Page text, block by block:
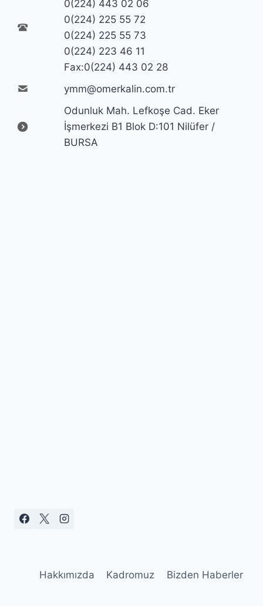
0(224) 443 02 06
0(224) 225 55 72
0(224) 225 55 73
0(224) 223 46 11
Fax:0(224) 443 02 28
ymm@omerkalin.com.tr
Odunluk Mah. Lefkoşe Cad. Eker
İşmerkezi B1 Blok D:101 Nilüfer /
BURSA
Hakkımızda Kadromuz Bizden Haberler